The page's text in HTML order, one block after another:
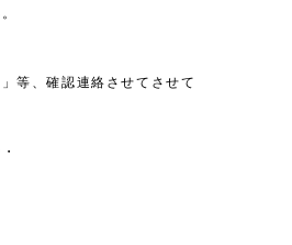
等、確認連絡させてさせて